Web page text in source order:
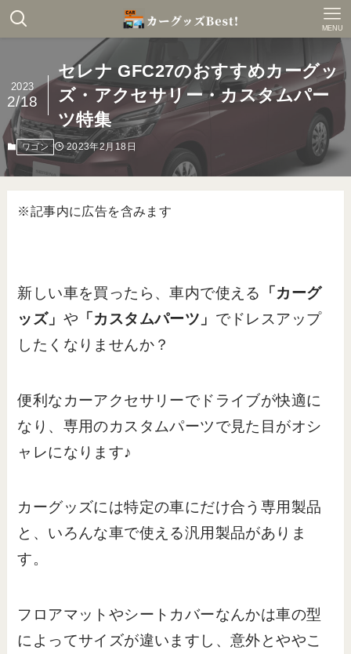
MENU
セレナ GFC27のおすすめカーグッ
ズ・アクセサリー・カスタムパー
ツ特集
2023
2/18
ワゴン 2023年2月18日
※記事内に広告を含みます
新しい車を買ったら、車内で使える
「カーグ
ッズ」 や 「カスタムパーツ」 でドレスアップ
したくなりませんか？
便利なカーアクセサリーでドライブが快適に
なり、専用のカスタムパーツで見た目がオシ
ャレになります♪
カーグッズには特定の車にだけ合う専用製品
と、いろんな車で使える汎用製品がありま
す。
フロアマットやシートカバーなんかは車の型
によってサイズが違いますし、意外とややこ